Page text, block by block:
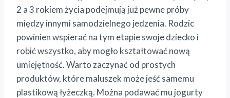
2 a 3 rokiem życia podejmują już pewne próby
między innymi samodzielnego jedzenia. Rodzic
powinien wspierać na tym etapie swoje dziecko i
robić wszystko, aby mogło kształtować nową
umiejętność. Warto zaczynać od prostych
produktów, które maluszek może jeść samemu
plastikową łyżeczką. Można podawać mu jogurty